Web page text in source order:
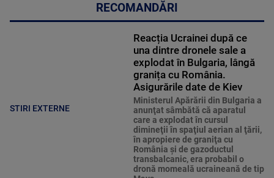
RECOMANDĂRI
STIRI EXTERNE
Reacția Ucrainei după ce
una dintre dronele sale a
explodat în Bulgaria, lângă
granița cu România.
Asigurările date de Kiev
Ministerul Apărării din Bulgaria a
anunţat sâmbătă că aparatul
care a explodat în cursul
dimineţii în spaţiul aerian al ţării,
în apropiere de graniţa cu
România şi de gazoductul
transbalcanic, era probabil o
dronă momeală ucraineană de tip